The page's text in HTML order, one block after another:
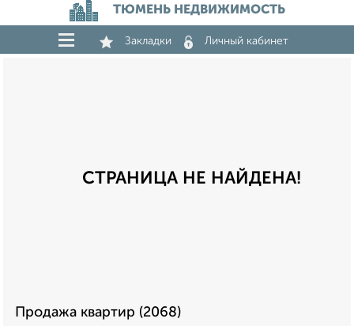
ТЮМЕНЬ НЕДВИЖИМОСТЬ
Закладки Личный кабинет
СТРАНИЦА НЕ НАЙДЕНА!
Продажа квартир (2068)